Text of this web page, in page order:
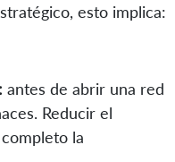
esto implica:
antes de abrir una red
Reducir el
la